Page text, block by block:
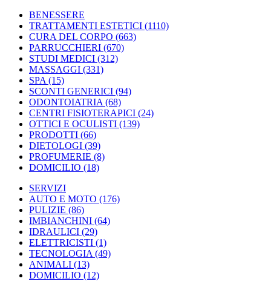
BENESSERE
TRATTAMENTI ESTETICI (1110)
CURA DEL CORPO (663)
PARRUCCHIERI (670)
STUDI MEDICI (312)
MASSAGGI (331)
SPA (15)
SCONTI GENERICI (94)
ODONTOIATRIA (68)
CENTRI FISIOTERAPICI (24)
OTTICI E OCULISTI (139)
PRODOTTI (66)
DIETOLOGI (39)
PROFUMERIE (8)
DOMICILIO (18)
SERVIZI
AUTO E MOTO (176)
PULIZIE (86)
IMBIANCHINI (64)
IDRAULICI (29)
ELETTRICISTI (1)
TECNOLOGIA (49)
ANIMALI (13)
DOMICILIO (12)